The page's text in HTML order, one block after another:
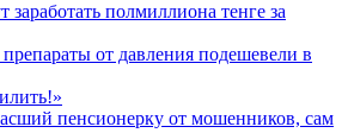
заработать полмиллиона тенге за
от давления подешевели в
пенсионерку от мошенников, сам